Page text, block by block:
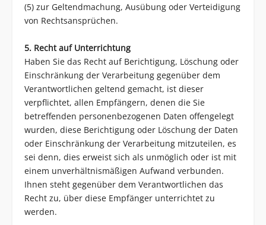
(5) zur Geltendmachung, Ausübung oder Verteidigung
von Rechtsansprüchen.
5. Recht auf Unterrichtung
Haben Sie das Recht auf Berichtigung, Löschung oder
Einschränkung der Verarbeitung gegenüber dem
Verantwortlichen geltend gemacht, ist dieser
verpflichtet, allen Empfängern, denen die Sie
betreffenden personenbezogenen Daten offengelegt
wurden, diese Berichtigung oder Löschung der Daten
oder Einschränkung der Verarbeitung mitzuteilen, es
sei denn, dies erweist sich als unmöglich oder ist mit
einem unverhältnismäßigen Aufwand verbunden.
Ihnen steht gegenüber dem Verantwortlichen das
Recht zu, über diese Empfänger unterrichtet zu
werden.